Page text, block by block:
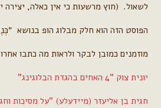
לשאול. (חוץ מרשעות כי אין כאלה, יצירה
הפוסט הזה הוא חלק מבלוג הופ בנושא
מוזמנים כמובן לבקר ולראות מה כתבו
יונית צוק "4 האחים בהגדת הבלוגינג"
חגית בן אליעזר (מיידעלע) "על מסיכות